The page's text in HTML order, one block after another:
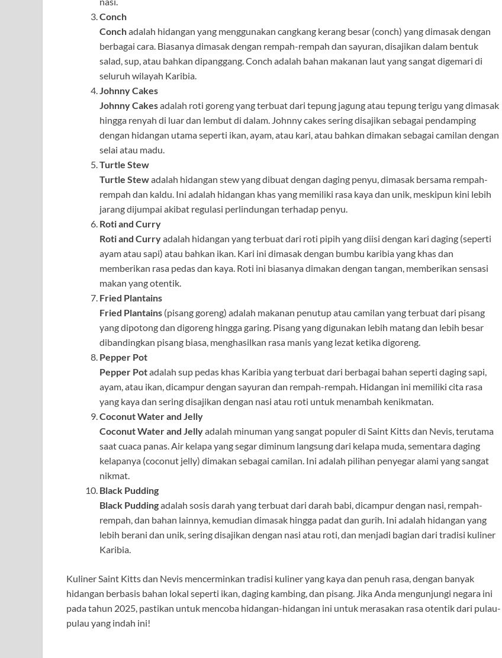
Conch
Conchadalah hidangan yang menggunakan cangkang kerang besar (conch) yang dimasak dengan
berbagai cara. Biasanya dimasak dengan rempah-rempah dan sayuran, disajikan dalam bentuk
salad, sup, atau bahkan dipanggang. Conch adalah bahan makanan laut yang sangat digemari di
seluruh wilayah Karibia.
Johnny Cakes
Johnny Cakesadalah roti goreng yang terbuat dari tepung jagung atau tepung terigu yang dimasak
hingga renyah di luar dan lembut di dalam. Johnny cakes sering disajikan sebagai pendamping
dengan hidangan utama seperti ikan, ayam, atau kari, atau bahkan dimakan sebagai camilan dengan
selai atau madu.
Turtle Stew
Turtle Stewadalah hidangan stew yang dibuat dengan daging penyu, dimasak bersama rempah-
rempah dan kaldu. Ini adalah hidangan khas yang memiliki rasa kaya dan unik, meskipun kini lebih
jarang dijumpai akibat regulasi perlindungan terhadap penyu.
Roti and Curry
Roti and Curryadalah hidangan yang terbuat dari roti pipih yang diisi dengan kari daging (seperti
ayam atau sapi) atau bahkan ikan. Kari ini dimasak dengan bumbu karibia yang khas dan
memberikan rasa pedas dan kaya. Roti ini biasanya dimakan dengan tangan, memberikan sensasi
makan yang otentik.
Fried Plantains
Fried Plantains (pisang goreng) adalah makanan penutup atau camilan yang terbuat dari pisang
yang dipotong dan digoreng hingga garing. Pisang yang digunakan lebih matang dan lebih besar
dibandingkan pisang biasa, menghasilkan rasa manis yang lezat ketika digoreng.
Pepper Pot
Pepper Potadalah sup pedas khas Karibia yang terbuat dari berbagai bahan seperti daging sapi,
ayam, atau ikan, dicampur dengan sayuran dan rempah-rempah. Hidangan ini memiliki cita rasa
yang kaya dan sering disajikan dengan nasi atau roti untuk menambah kenikmatan.
Coconut Water and Jelly
Coconut Water and Jellyadalah minuman yang sangat populer di Saint Kitts dan Nevis, terutama
saat cuaca panas. Air kelapa yang segar diminum langsung dari kelapa muda, sementara daging
kelapanya (coconut jelly) dimakan sebagai camilan. Ini adalah pilihan penyegar alami yang sangat
nikmat.
Black Pudding
Black Puddingadalah sosis darah yang terbuat dari darah babi, dicampur dengan nasi, rempah-
rempah, dan bahan lainnya, kemudian dimasak hingga padat dan gurih. Ini adalah hidangan yang
lebih berani dan unik, sering disajikan dengan nasi atau roti, dan menjadi bagian dari tradisi kuliner
Karibia.
Kuliner Saint Kitts dan Nevis mencerminkan tradisi kuliner yang kaya dan penuh rasa, dengan banyak
hidangan berbasis bahan lokal seperti ikan, daging kambing, dan pisang. Jika Anda mengunjungi negara ini
pada tahun 2025, pastikan untuk mencoba hidangan-hidangan ini untuk merasakan rasa otentik dari pulau-
pulau yang indah ini!